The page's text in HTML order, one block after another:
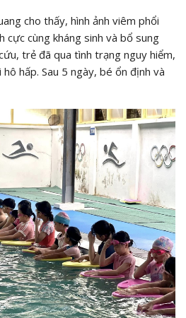
cho thấy, hình ảnh viêm phổi
cực cùng kháng sinh và bổ sung
trẻ đã qua tình trạng nguy hiểm,
hấp. Sau 5 ngày, bé ổn định và